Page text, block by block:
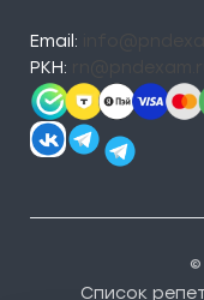
Email:
РКН:
Список